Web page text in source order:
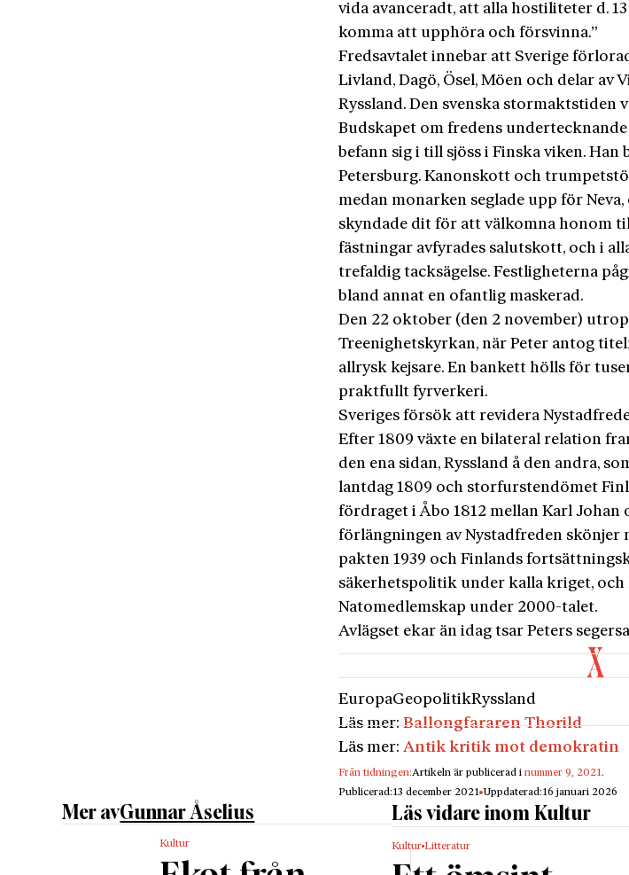
vida avanceradt, att alla hostiliteter d.
komma att upphöra och försvinna.”
Fredsavtalet innebar att Sverige
Livland, Dagö, Ösel, Möen och delar av
Ryssland. Den svenska stormaktstiden
Budskapet om fredens
befann sig i till sjöss i Finska viken. Han
Petersburg. Kanonskott och
medan monarken seglade upp för
skyndade dit för att välkomna honom
fästningar avfyrades salutskott, och i
trefaldig tacksägelse. Festligheterna
bland annat en ofantlig maskerad.
Den 22 oktober (den 2 november)
Treenighetskyrkan, när Peter antog
allrysk kejsare. En bankett hölls för
praktfullt fyrverkeri.
Sveriges försök att revidera
Efter 1809 växte en bilateral relation
den ena sidan, Ryssland å den andra,
lantdag 1809 och storfurstendömet
fördraget i Åbo 1812 mellan Karl Johan
förlängningen av Nystadfreden
pakten 1939 och Finlands
säkerhetspolitik under kalla kriget,
Natomedlemskap under 2000-talet.
Avlägset ekar än idag tsar Peters
EuropaGeopolitikRyssland
Läs mer:Ballongfararen Thorild
Läs mer:Antik kritik mot demokratin
Från tidningen:Artikeln är publicerad inummer 9, 2021.
Publicerad:13 december 2021 Uppdaterad:16 januari 2026
Mer avGunnar Åselius
Kultur
Läs vidare inom Kultur
Kultur Litteratur